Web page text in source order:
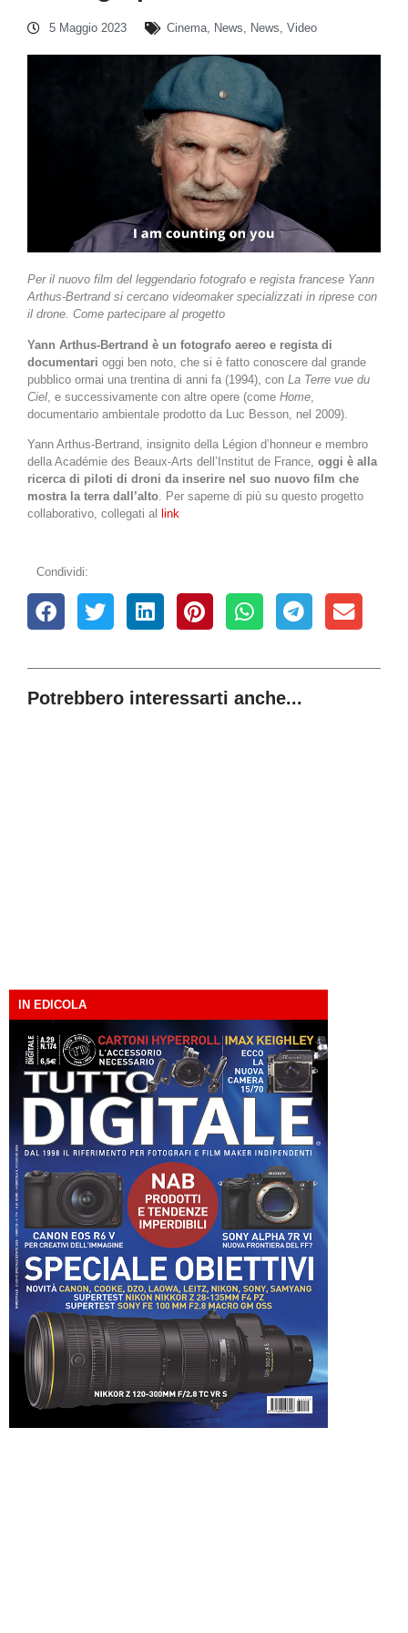
5 Maggio 2023 Cinema, News, News, Video
Per il nuovo film del leggendario fotografo e regista francese Yann
Arthus-Bertrand si cercano videomaker specializzati in riprese con
il drone. Come partecipare al progetto
Yann Arthus-Bertrand è un fotografo aereo e regista di
documentari oggi ben noto, che si è fatto conoscere dal grande
pubblico ormai una trentina di anni fa (1994), con La Terre vue du
Ciel , e successivamente con altre opere (come Home
documentario ambientale prodotto da Luc Besson, nel 2009).
Yann Arthus-Bertrand, insignito della Légion d’honneur e membro
della Académie des Beaux-Arts dell’Institut de France, oggi è alla
ricerca di piloti di droni da inserire nel suo nuovo film che
mostra la terra dall’alto. Per saperne di più su questo progetto
collaborativo, collegati al
link
Condividi:
Potrebbero interessarti anche...
IN EDICOLA